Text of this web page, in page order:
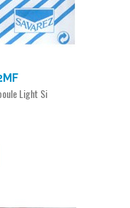
Light Si